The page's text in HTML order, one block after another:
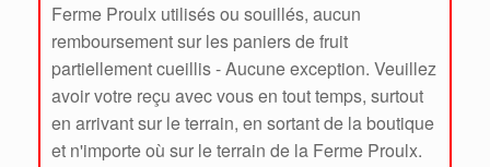
Ferme Proulx utilisés ou souillés, aucun
remboursement sur les paniers de fruit
partiellement cueillis - Aucune exception. Veuillez
avoir votre reçu avec vous en tout temps, surtout
en arrivant sur le terrain, en sortant de la boutique
et n'importe où sur le terrain de la Ferme Proulx.